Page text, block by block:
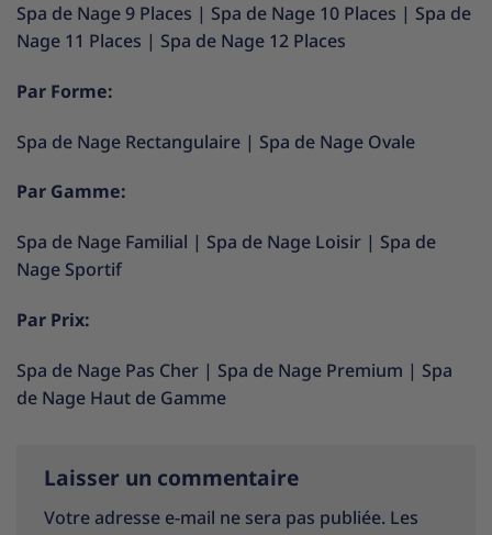
Spa de Nage 9 Places | Spa de Nage 10 Places | Spa de
Nage 11 Places | Spa de Nage 12 Places
Par Forme:
Spa de Nage Rectangulaire | Spa de Nage Ovale
Par Gamme:
Spa de Nage Familial | Spa de Nage Loisir | Spa de
Nage Sportif
Par Prix:
Spa de Nage Pas Cher | Spa de Nage Premium | Spa
de Nage Haut de Gamme
Laisser un commentaire
Votre adresse e-mail ne sera pas publiée. Les